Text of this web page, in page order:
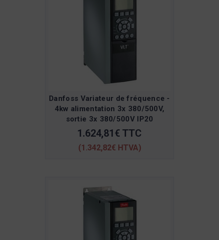
Danfoss Variateur de fréquence -
4kw alimentation 3x 380/500V,
sortie 3x 380/500V IP20
1.624,81€ TTC
(1.342,82€ HTVA)